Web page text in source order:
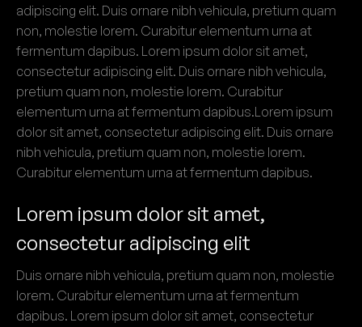
adipiscing elit. Duis ornare nibh vehicula, pretium quam
non, molestie lorem. Curabitur elementum urna at
fermentum dapibus. Lorem ipsum dolor sit amet,
consectetur adipiscing elit. Duis ornare nibh vehicula,
pretium quam non, molestie lorem. Curabitur
elementum urna at fermentum dapibus.Lorem ipsum
dolor sit amet, consectetur adipiscing elit. Duis ornare
nibh vehicula, pretium quam non, molestie lorem.
Curabitur elementum urna at fermentum dapibus.
Lorem ipsum dolor sit amet,
consectetur adipiscing elit
Duis ornare nibh vehicula, pretium quam non, molestie
lorem. Curabitur elementum urna at fermentum
dapibus. Lorem ipsum dolor sit amet, consectetur